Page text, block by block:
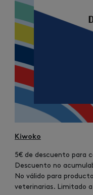
Kiwoko
5€ de descuento para
Descuento no
No válido para
veterinarias. Limitado